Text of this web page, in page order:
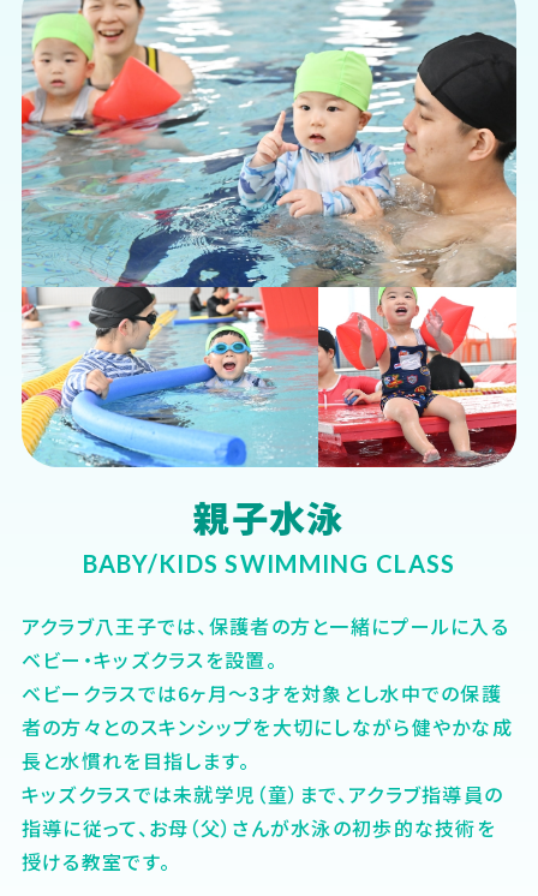
親子水泳
BABY/KIDS SWIMMING CLASS
アクラブ八王子では、保護者の方と一緒にプールに入る
ベビー・キッズクラスを設置。
ベビークラスでは6ヶ月～3才を対象とし水中での保護
者の方々とのスキンシップを大切にしながら健やかな成
長と水慣れを目指します。
キッズクラスでは未就学児（童）まで、アクラブ指導員の
指導に従って、お母（父）さんが水泳の初歩的な技術を
授ける教室です。